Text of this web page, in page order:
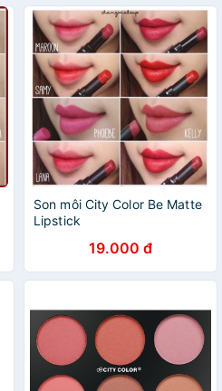
Son môi City Color Be Matte
Lipstick
19.000 đ